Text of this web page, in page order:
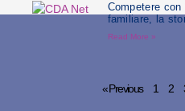
Competere con
familiare, la
Read More »
« Previous 1 2